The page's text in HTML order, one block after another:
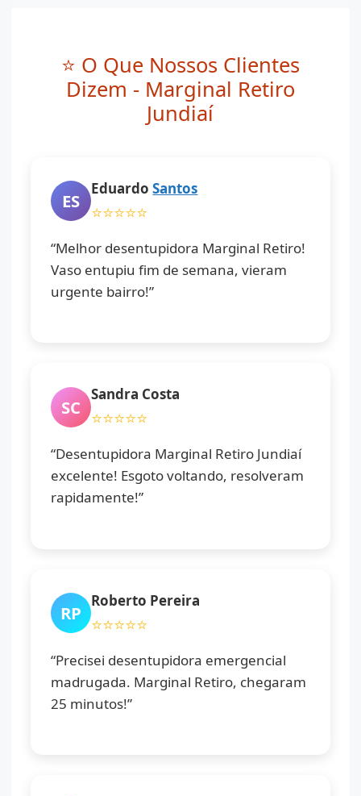
⭐ O Que Nossos Clientes
Dizem - Marginal Retiro
Jundiaí
ES
EduardoSantos
⭐⭐⭐⭐⭐
“Melhor desentupidora Marginal Retiro!
Vaso entupiu fim de semana, vieram
urgente bairro!”
SC
Sandra Costa
⭐⭐⭐⭐⭐
“Desentupidora Marginal Retiro Jundiaí
excelente! Esgoto voltando, resolveram
rapidamente!”
RP
Roberto Pereira
⭐⭐⭐⭐⭐
“Precisei desentupidora emergencial
madrugada. Marginal Retiro, chegaram
25 minutos!”